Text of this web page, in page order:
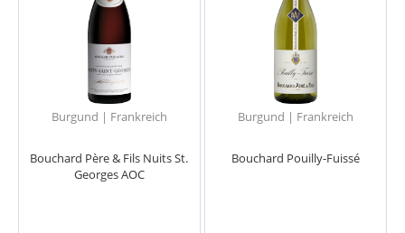
Burgund | Frankreich
Bouchard Père & Fils Nuits St.
Georges AOC
Burgund | Frankreich
Bouchard Pouilly-Fuissé